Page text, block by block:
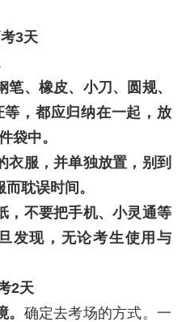
3天
、橡皮、小刀、圆规、
，都应归纳在一起，放
袋中。
衣服，并单独放置，别到
耽误时间。
，不要把手机、小灵通等
发现，无论考生使用与
2天
确定去考场的方式。一